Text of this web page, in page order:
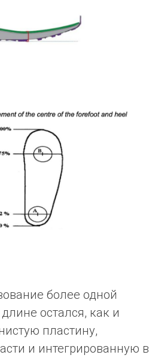
более одной
остался, как и
пластину,
и интегрированную в